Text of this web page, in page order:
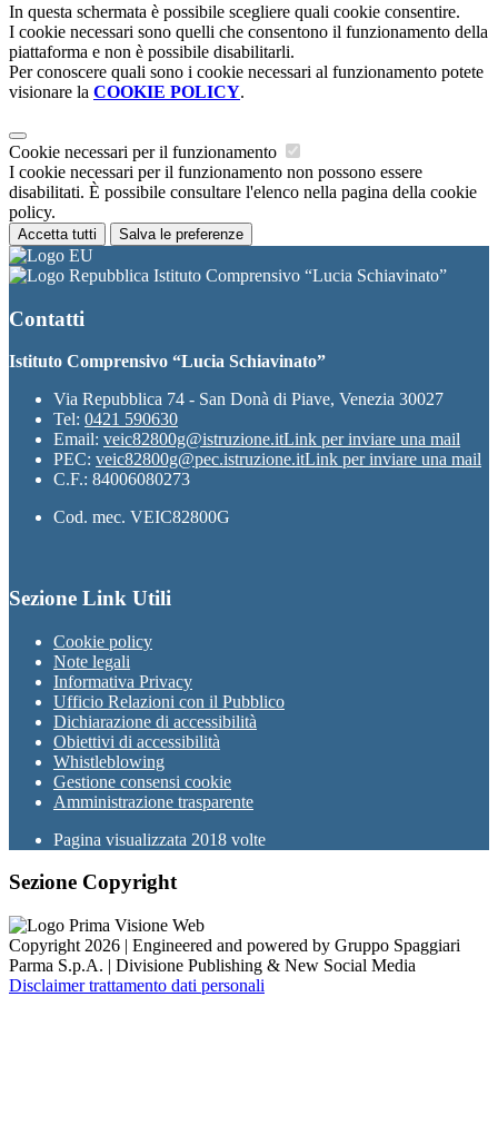
In questa schermata è possibile scegliere quali cookie consentire.
I cookie necessari sono quelli che consentono il funzionamento della
piattaforma e non è possibile disabilitarli.
Per conoscere quali sono i cookie necessari al funzionamento potete
visionare la COOKIE POLICY.
Cookie necessari per il funzionamento
I cookie necessari per il funzionamento non possono essere
disabilitati. È possibile consultare l'elenco nella pagina della cookie
policy.
Accetta tutti Salva le preferenze
Istituto Comprensivo “Lucia Schiavinato”
Contatti
Istituto Comprensivo “Lucia Schiavinato”
Via Repubblica 74 - San Donà di Piave, Venezia 30027
Tel: 0421 590630
Email: veic82800g@istruzione.itLink per inviare una mail
PEC: veic82800g@pec.istruzione.itLink per inviare una mail
C.F.: 84006080273
Cod. mec. VEIC82800G
Sezione Link Utili
Cookie policy
Note legali
Informativa Privacy
Ufficio Relazioni con il Pubblico
Dichiarazione di accessibilità
Obiettivi di accessibilità
Whistleblowing
Gestione consensi cookie
Amministrazione trasparente
Pagina visualizzata 2018 volte
Sezione Copyright
Copyright 2026 | Engineered and powered by Gruppo Spaggiari
Parma S.p.A. | Divisione Publishing & New Social Media
Disclaimer trattamento dati personali